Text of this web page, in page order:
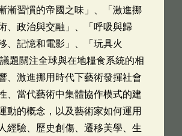
漸習慣的帝國之味」、「激進挪
、政治與交融」、「呼吸與歸
、記憶和電影」、「玩具火
題關注全球與在地糧食系統的相
、激進挪用時代下藝術發揮社會
、當代藝術中集體協作模式的建
動的概念，以及藝術家如何運用
經驗、歷史創傷、遷移美學、生